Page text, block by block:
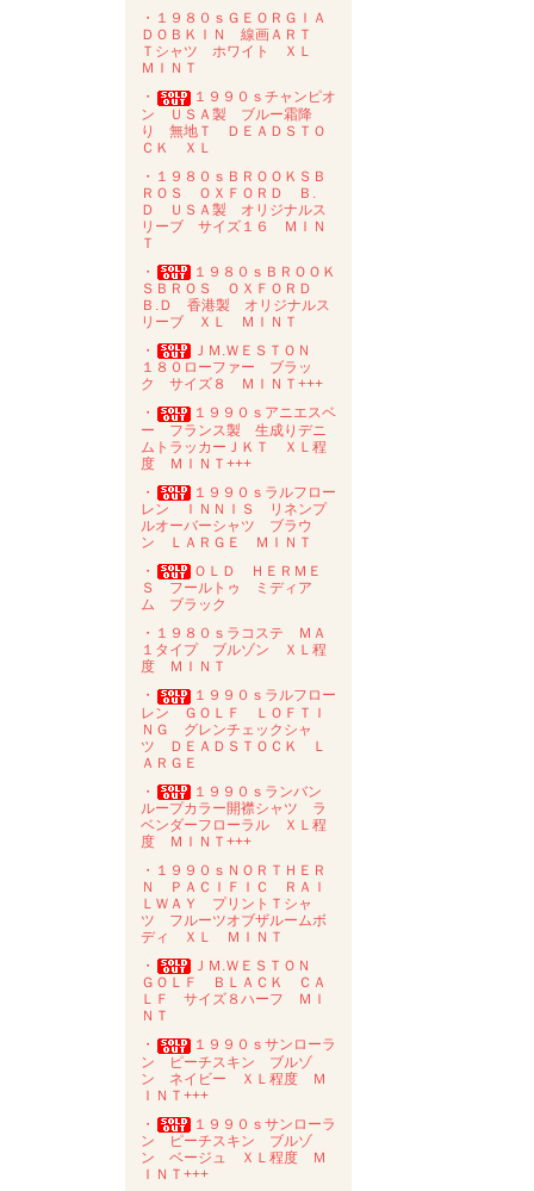
・１９８０ｓＧＥＯＲＧＩＡ
ＤＯＢＫＩＮ 線画ＡＲＴ
Ｔシャツ ホワイト ＸＬ
ＭＩＮＴ
・
１９９０ｓチャンピオ
ン ＵＳＡ製 ブルー霜降
り 無地Ｔ ＤＥＡＤＳＴＯ
ＣＫ ＸＬ
・１９８０ｓＢＲＯＯＫＳＢ
ＲＯＳ ＯＸＦＯＲＤ Ｂ.
Ｄ ＵＳＡ製 オリジナルス
リーブ サイズ１６ ＭＩＮ
Ｔ
・
１９８０ｓＢＲＯＯＫ
ＳＢＲＯＳ ＯＸＦＯＲＤ
Ｂ.Ｄ 香港製 オリジナルス
リーブ ＸＬ ＭＩＮＴ
・
ＪＭ.ＷＥＳＴＯＮ
１８０ローファー ブラッ
ク サイズ８ ＭＩＮＴ+++
・
１９９０ｓアニエスベ
ー フランス製 生成りデニ
ムトラッカーＪＫＴ ＸＬ程
度 ＭＩＮＴ+++
・
１９９０ｓラルフロー
レン ＩＮＮＩＳ リネンプ
ルオーバーシャツ ブラウ
ン ＬＡＲＧＥ ＭＩＮＴ
・
ＯＬＤ ＨＥＲＭＥ
Ｓ フールトゥ ミディア
ム ブラック
・１９８０ｓラコステ ＭＡ
１タイプ ブルゾン ＸＬ程
度 ＭＩＮＴ
・
１９９０ｓラルフロー
レン ＧＯＬＦ ＬＯＦＴＩ
ＮＧ グレンチェックシャ
ツ ＤＥＡＤＳＴＯＣＫ Ｌ
ＡＲＧＥ
・
１９９０ｓランバン
ループカラー開襟シャツ ラ
ベンダーフローラル ＸＬ程
度 ＭＩＮＴ+++
・１９９０ｓＮＯＲＴＨＥＲ
Ｎ ＰＡＣＩＦＩＣ ＲＡＩ
ＬＷＡＹ プリントＴシャ
ツ フルーツオブザルームボ
ディ ＸＬ ＭＩＮＴ
・
ＪＭ.ＷＥＳＴＯＮ
ＧＯＬＦ ＢＬＡＣＫ ＣＡ
ＬＦ サイズ８ハーフ ＭＩ
ＮＴ
・
１９９０ｓサンローラ
ン ピーチスキン ブルゾ
ン ネイビー ＸＬ程度 Ｍ
ＩＮＴ+++
・
１９９０ｓサンローラ
ン ピーチスキン ブルゾ
ン ベージュ ＸＬ程度 Ｍ
ＩＮＴ+++